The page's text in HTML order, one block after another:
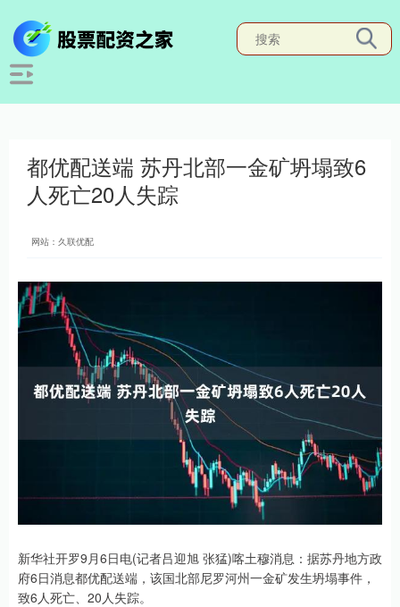
都优配送端 苏丹北部一金矿坍塌致6
人死亡20人失踪
网站：久联优配
新华社开罗9月6日电(记者吕迎旭 张猛)喀土穆消息：据苏丹地方政
府6日消息都优配送端，该国北部尼罗河州一金矿发生坍塌事件，
致6人死亡、20人失踪。